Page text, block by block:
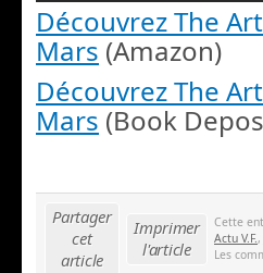
Découvrez The
Mars (Amazon)
Découvrez The
Mars (Book
Partager
cet
article
Imprimer
l'article
Cette
Actu V.F.,
Les